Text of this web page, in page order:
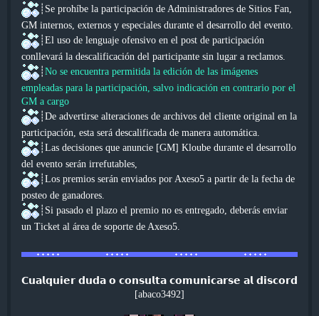
┊Se prohíbe la participación de Administradores de Sitios Fan,
GM internos, externos y especiales durante el desarrollo del evento.
┊El uso de lenguaje ofensivo en el post de participación
conllevará la descalificación del participante sin lugar a reclamos.
┊ No se encuentra permitida la edición de las imágenes
empleadas para la participación, salvo indicación en contrario por el
GM a cargo
┊De advertirse alteraciones de archivos del cliente original en la
participación, esta será descalificada de manera automática.
┊Las decisiones que anuncie [GM] Kloube durante el desarrollo
del evento serán irrefutables,
┊Los premios serán enviados por Axeso5 a partir de la fecha de
posteo de ganadores.
┊Si pasado el plazo el premio no es entregado, deberás enviar
un Ticket al área de soporte de Axeso5.
𝗖𝘂𝗮𝗹𝗾𝘂𝗶𝗲𝗿 𝗱𝘂𝗱𝗮 𝗼 𝗰𝗼𝗻𝘀𝘂𝗹𝘁𝗮 𝗰𝗼𝗺𝘂𝗻𝗶𝗰𝗮𝗿𝘀𝗲 𝗮𝗹 𝗱𝗶𝘀𝗰𝗼𝗿𝗱
[abaco3492]